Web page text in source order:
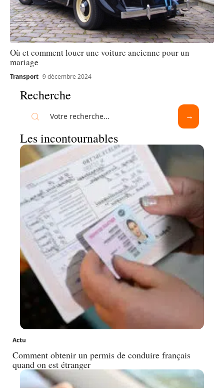
Où et comment louer une voiture ancienne pour un
mariage
Transport 9 décembre 2024
Recherche
Les incontournables
Actu
Comment obtenir un permis de conduire français
quand on est étranger